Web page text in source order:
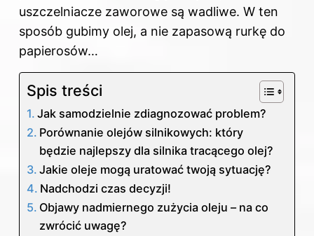
uszczelniacze zaworowe są wadliwe. W ten
sposób gubimy olej, a nie zapasową rurkę do
papierosów…
Spis treści
Jak samodzielnie zdiagnozować problem?
Porównanie olejów silnikowych: który
będzie najlepszy dla silnika tracącego olej?
Jakie oleje mogą uratować twoją sytuację?
Nadchodzi czas decyzji!
Objawy nadmiernego zużycia oleju – na co
zwrócić uwagę?